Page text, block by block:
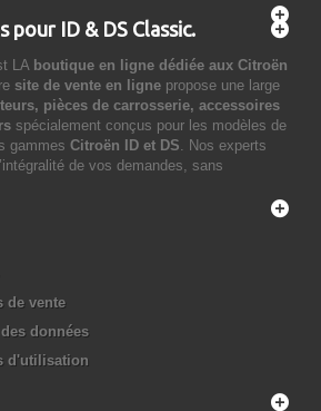
pour ID & DS Classic.
LA boutique en ligne dédiée aux Citroën
site de vente en ligne propose une large
pièces de carrosserie, accessoires
spécialement conçus pour les modèles de
gammes Citroën ID et DS. Nos experts
de vos demandes, sans
de vente
données
d'utilisation